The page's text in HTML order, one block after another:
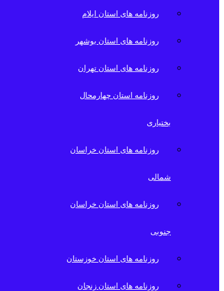
روزنامه های استان ایلام
روزنامه های استان بوشهر
روزنامه های استان تهران
روزنامه استان چهارمحال
بختیاری
روزنامه های استان خراسان
شمالی
روزنامه های استان خراسان
جنوبی
روزنامه های استان خوزستان
روزنامه های استان زنجان